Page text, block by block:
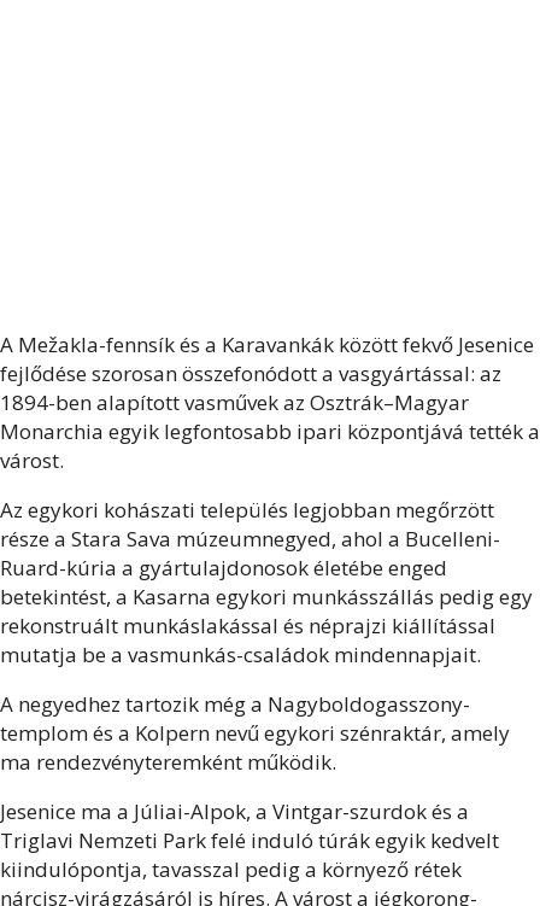
A Mežakla-fennsík és a Karavankák között fekvő Jesenice
fejlődése szorosan összefonódott a vasgyártással: az
1894-ben alapított vasművek az Osztrák–Magyar
Monarchia egyik legfontosabb ipari központjává tették a
várost.
Az egykori kohászati település legjobban megőrzött
része a Stara Sava múzeumnegyed, ahol a Bucelleni-
Ruard-kúria a gyártulajdonosok életébe enged
betekintést, a Kasarna egykori munkásszállás pedig egy
rekonstruált munkáslakással és néprajzi kiállítással
mutatja be a vasmunkás-családok mindennapjait.
A negyedhez tartozik még a Nagyboldogasszony-
templom és a Kolpern nevű egykori szénraktár, amely
ma rendezvényteremként működik.
Jesenice ma a Júliai-Alpok, a Vintgar-szurdok és a
Triglavi Nemzeti Park felé induló túrák egyik kedvelt
kiindulópontja, tavasszal pedig a környező rétek
nárcisz-virágzásáról is híres. A várost a jégkorong-